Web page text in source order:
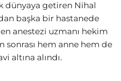
dünyaya getiren Nihal
başka bir hastanede
anestezi uzmanı hekim
hem anne hem de
altına alındı.